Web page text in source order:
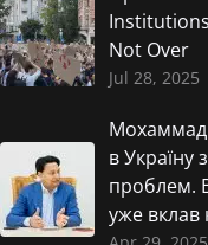
Not Over
Jul 28, 2025
Мохаммад
в Україну
проблем.
уже вклав